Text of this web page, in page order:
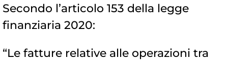
Secondo l’articolo 153 della legge
finanziaria 2020:
“Le fatture relative alle operazioni tra